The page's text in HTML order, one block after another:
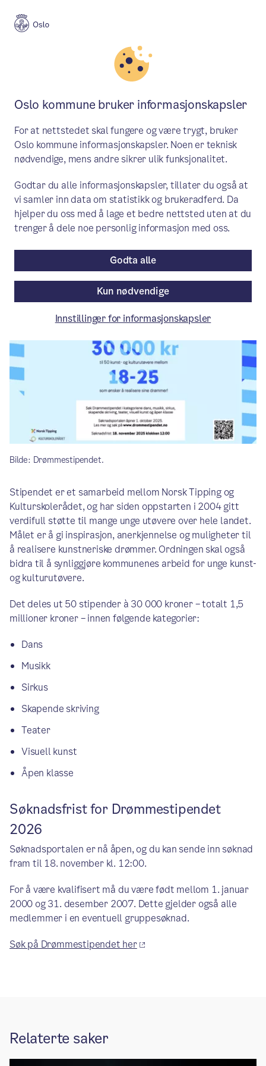
Søknadsportal åpen for
Drømmestipendet 2026
Drømmestipendet er en støtteordning for
unge mellom 18 og 25 år som driver med
kunst og kultur. Du kan søke enten som
enkeltperson eller som del av en gruppe.
/ Publisert: 27.10.2025
Av Kulturetaten
Bilde: Drømmestipendet.
Stipendet er et samarbeid mellom Norsk Tipping og
Kulturskolerådet, og har siden oppstarten i 2004 gitt
verdifull støtte til mange unge utøvere over hele landet.
Målet er å gi inspirasjon, anerkjennelse og muligheter til
å realisere kunstneriske drømmer. Ordningen skal også
bidra til å synliggjøre kommunenes arbeid for unge kunst-
og kulturutøvere.
Det deles ut 50 stipender à 30 000 kroner – totalt 1,5
millioner kroner – innen følgende kategorier:
Dans
Musikk
Sirkus
Skapende skriving
Teater
Visuell kunst
Åpen klasse
Søknadsfrist for Drømmestipendet
2026
Søknadsportalen er nå åpen, og du kan sende inn søknad
fram til 18. november kl. 12:00.
For å være kvalifisert må du være født mellom 1. januar
2000 og 31. desember 2007. Dette gjelder også alle
medlemmer i en eventuell gruppesøknad.
Søk på Drømmestipendet her
Relaterte saker
Oslo kommune bruker informasjonskapsler
For at nettstedet skal fungere og være trygt, bruker
Oslo kommune informasjonskapsler. Noen er teknisk
nødvendige, mens andre sikrer ulik funksjonalitet.
Godtar du alle informasjonskapsler, tillater du også at
vi samler inn data om statistikk og brukeradferd. Da
hjelper du oss med å lage et bedre nettsted uten at du
trenger å dele noe personlig informasjon med oss.
Kun nødvendige
Godta alle
Innstillinger for informasjonskapsler